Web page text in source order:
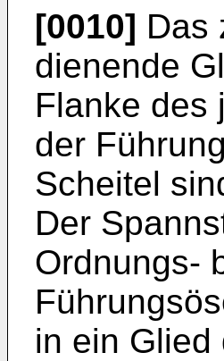
[0010] Das
dienende
Flanke des
der
Scheitel
Der
Ordnungs-
in ein Glied